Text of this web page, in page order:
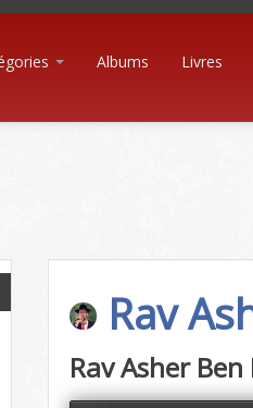
Albums Livres
Rav
Rav Asher